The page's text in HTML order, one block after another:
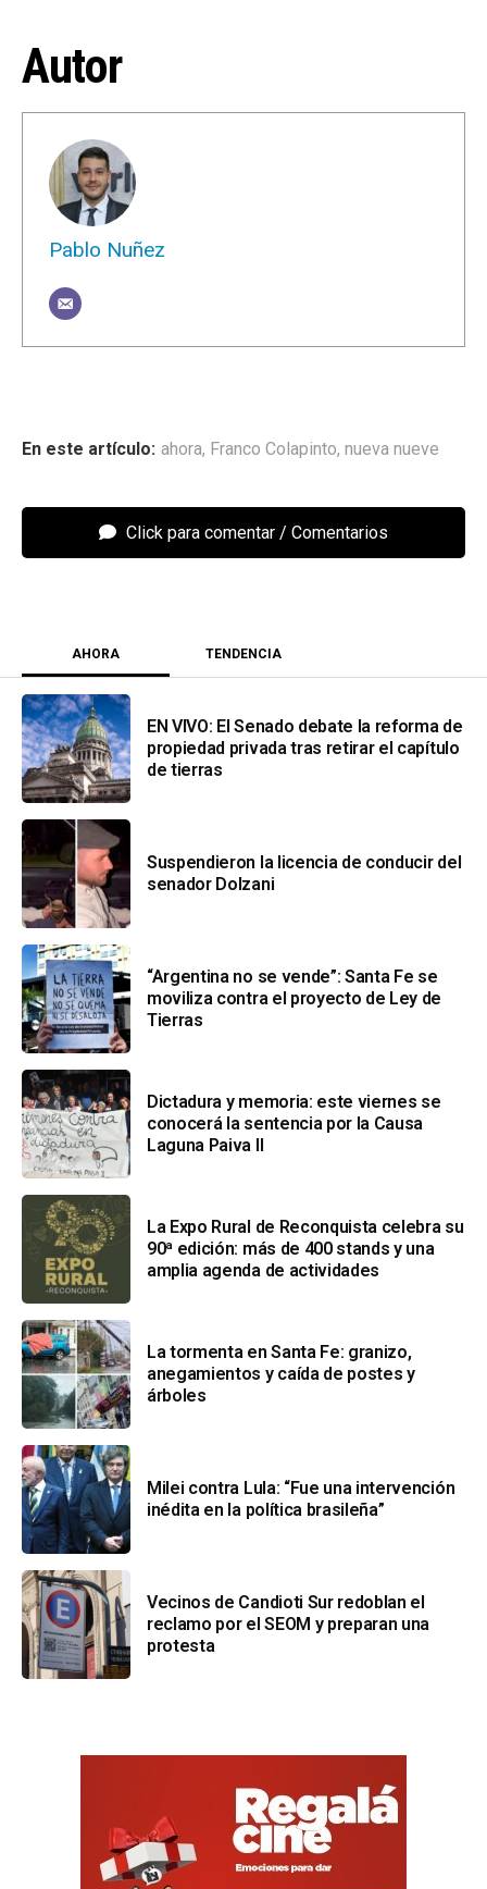
Autor
Pablo Nuñez
ahora, Franco Colapinto, nueva nueve
Click para comentar
AHORA TENDENCIA
EN VIVO: El Senado debate la reforma de
propiedad privada tras retirar el capítulo
de tierras
Suspendieron la licencia de conducir del
senador Dolzani
“Argentina no se vende”: Santa Fe se
moviliza contra el proyecto de Ley de
Tierras
Dictadura y memoria: este viernes se
conocerá la sentencia por la Causa
Laguna Paiva II
La Expo Rural de Reconquista celebra su
90ª edición: más de 400 stands y una
amplia agenda de actividades
La tormenta en Santa Fe: granizo,
anegamientos y caída de postes y
árboles
Milei contra Lula: “Fue una intervención
inédita en la política brasileña”
Vecinos de Candioti Sur redoblan el
reclamo por el SEOM y preparan una
protesta